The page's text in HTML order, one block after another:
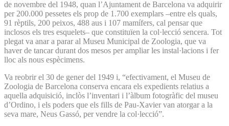
de novembre del 1948, quan l’Ajuntament de Barcelona va adquirir
per 200.000 pessetes els prop de 1.700 exemplars –entre els quals,
91 rèptils, 200 peixos, 488 aus i 107 mamífers, cal pensar que
inclosos els tres esquelets– que constituïen la col·lecció sencera. Tot
plegat va anar a parar al Museu Municipal de Zoologia, que va
haver de tancar durant dos mesos per ampliar les instal·lacions i fer
lloc als nous espècimens.
Va reobrir el 30 de gener del 1949 i, “efectivament, el Museu de
Zoologia de Barcelona conserva encara els expedients relatius a
aquella adquisició, inclòs l’inventari i l’àlbum fotogràfic del museu
d’Ordino, i els poders que els fills de Pau-Xavier van atorgar a la
seva mare, Neus Gassó, per vendre la col·lecció”.